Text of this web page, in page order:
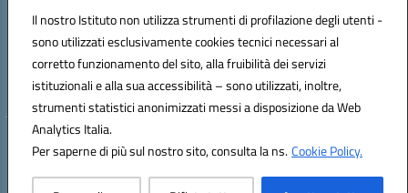
Il nostro Istituto non utilizza strumenti di profilazione degli utenti -
sono utilizzati esclusivamente cookies tecnici necessari al
corretto funzionamento del sito, alla fruibilità dei servizi
istituzionali e alla sua accessibilità – sono utilizzati, inoltre,
strumenti statistici anonimizzati messi a disposizione da Web
Analytics Italia.
Per saperne di più sul nostro sito, consulta la ns.Cookie Policy.
Codice fiscale: 80010130617
Codice meccanografico:CEIC8AB009
Codice Indice delle Pubbliche Amministrazioni (IPA): istsc_CEIC8AB009
Codice unico di fatturazione (CUF): UFZ8KN
Hosting & Powered by 3D Solution S.r.l.
Concept & Design by Designers Italia